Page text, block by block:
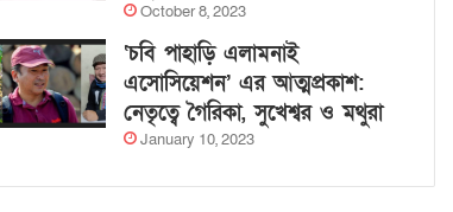
October 8, 2023
‘চবি পাহাড়ি এলামনাই
এসোসিয়েশন’ এর আত্মপ্রকাশ:
নেতৃত্বে গৈরিকা, সুখেশ্বর ও মথুরা
January 10, 2023